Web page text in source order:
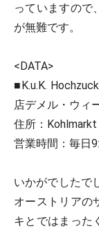
っていますので
が無難です。
<DATA>
■K.u.K.
店デメル・ウィ
住所：
営業時間：毎日
いかがでしたで
オーストリアの
キとではまった